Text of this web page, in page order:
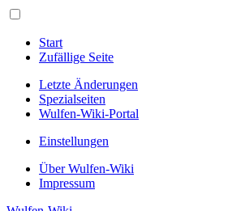
Start
Zufällige Seite
Letzte Änderungen
Spezialseiten
Wulfen-Wiki-Portal
Einstellungen
Über Wulfen-Wiki
Impressum